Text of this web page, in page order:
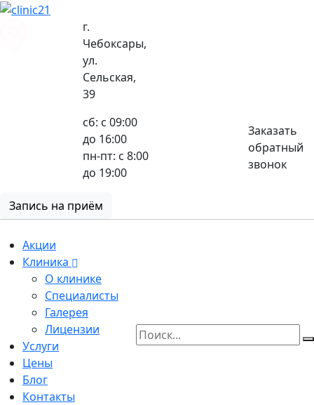
г.
Чебоксары,
ул.
Сельская,
39
сб: с 09:00
до 16:00
пн-пт: с 8:00
до 19:00
Заказать
обратный
звонок
Запись на приём
Акции
Клиника
О клинике
Специалисты
Галерея
Лицензии
Услуги
Цены
Блог
Контакты